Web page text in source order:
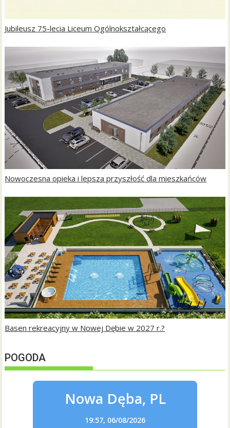
Jubileusz 75-lecia Liceum Ogólnokształcącego
Nowoczesna opieka i lepsza przyszłość dla mieszkańców
Basen rekreacyjny w Nowej Dębie w 2027 r.?
POGODA
Nowa Dęba, PL
19:57, 06/08/2026